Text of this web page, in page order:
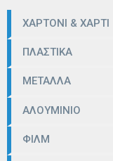
ΧΑΡΤΟΝΙ & ΧΑΡΤΙ
ΠΛΑΣΤΙΚΑ
ΜΕΤΑΛΛΑ
ΑΛΟΥΜΙΝΙΟ
ΦΙΛΜ